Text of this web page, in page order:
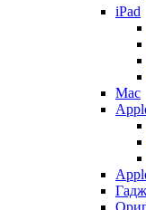
iPad
Mac